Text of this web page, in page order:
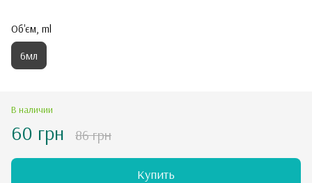
Об'єм, ml
6мл
В наличии
60 грн 86 грн
Купить